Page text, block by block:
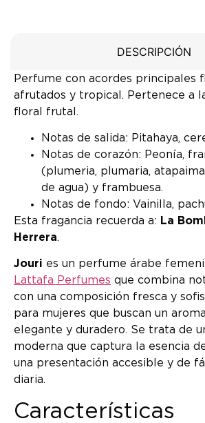
DESCRIPCIÓN
Perfume con acordes principales
afrutados y tropical. Pertenece a
floral frutal.
Notas de salida: Pitahaya,
Notas de corazón: Peonía,
(plumeria, plumaria,
de agua) y frambuesa.
Notas de fondo: Vainilla,
Esta fragancia recuerda a: La
Herrera.
Jouri es un perfume árabe
Lattafa Perfumes que combina
con una composición fresca y
para mujeres que buscan un
elegante y duradero. Se trata de
moderna que captura la esencia
una presentación accesible y de
diaria.
Características